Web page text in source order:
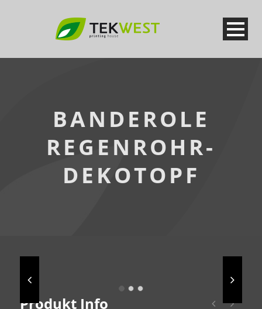
BANDEROLE
REGENROHR-
DEKOTOPF
Produkt Info